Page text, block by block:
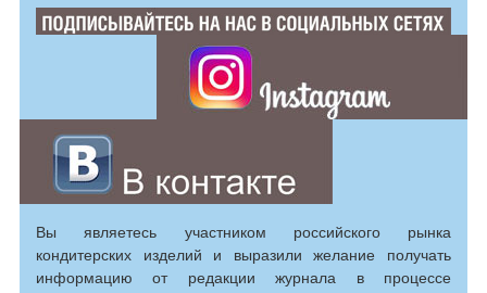
Вы являетесь участником российского рынка
кондитерских изделий и выразили желание получать
информацию от редакции журнала в процессе